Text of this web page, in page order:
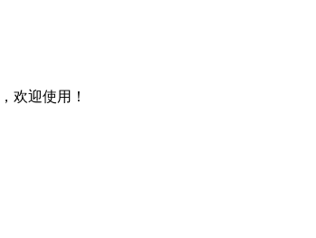
，欢迎使用！